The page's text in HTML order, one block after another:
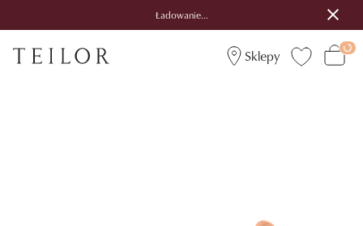
Ładowanie...
Sklepy